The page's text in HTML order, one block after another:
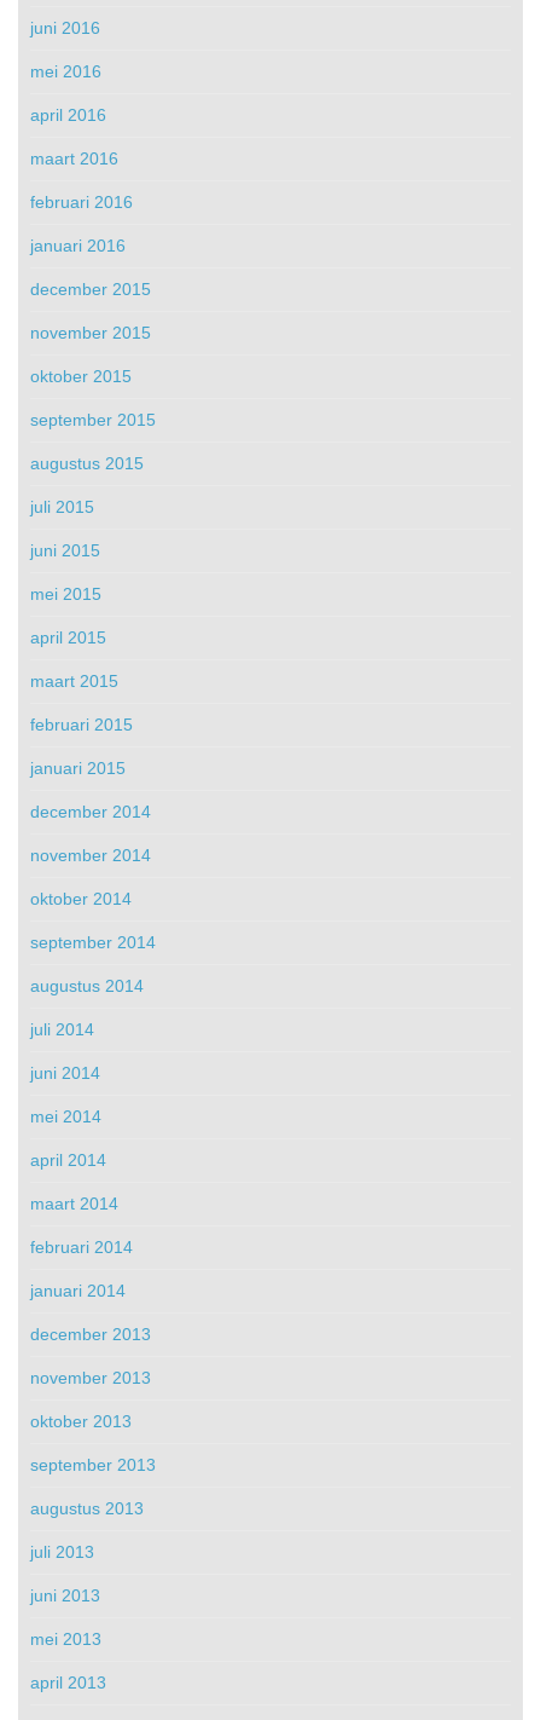
juni 2016
mei 2016
april 2016
maart 2016
februari 2016
januari 2016
december 2015
november 2015
oktober 2015
september 2015
augustus 2015
juli 2015
juni 2015
mei 2015
april 2015
maart 2015
februari 2015
januari 2015
december 2014
november 2014
oktober 2014
september 2014
augustus 2014
juli 2014
juni 2014
mei 2014
april 2014
maart 2014
februari 2014
januari 2014
december 2013
november 2013
oktober 2013
september 2013
augustus 2013
juli 2013
juni 2013
mei 2013
april 2013